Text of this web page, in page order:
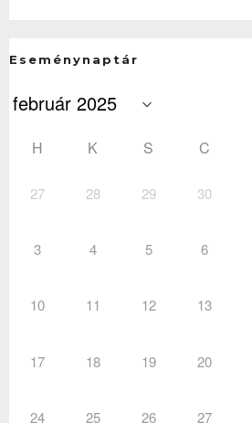
Eseménynaptár
H K S C
27 28 29 30
3 4 5 6
10 11 12 13
17 18 19 20
24 25 26 27